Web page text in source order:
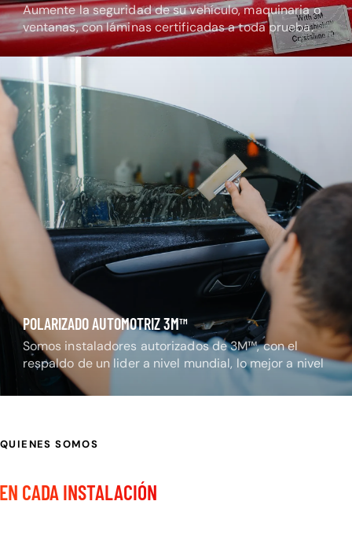
Aumente la seguridad de su vehículo, maquinaria o
ventanas, con láminas certificadas a toda prueba.
POLARIZADO AUTOMOTRIZ 3M™
Somos instaladores autorizados de 3M™, con el
respaldo de un lider a nivel mundial, lo mejor a nivel
nacional.
QUIENES SOMOS
EN CADA INSTALACIÓN